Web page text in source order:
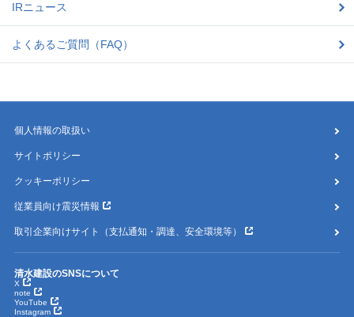
IRニュース
よくあるご質問（FAQ）
個人情報の取扱い
サイトポリシー
クッキーポリシー
従業員向け震災情報
取引企業向けサイト（支払通知・調達、安全環境等）
清水建設のSNSについて
X
note
YouTube
Instagram